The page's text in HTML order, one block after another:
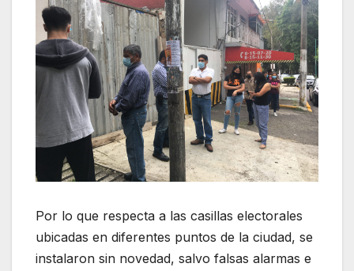
Por lo que respecta a las casillas electorales
ubicadas en diferentes puntos de la ciudad, se
instalaron sin novedad, salvo falsas alarmas e